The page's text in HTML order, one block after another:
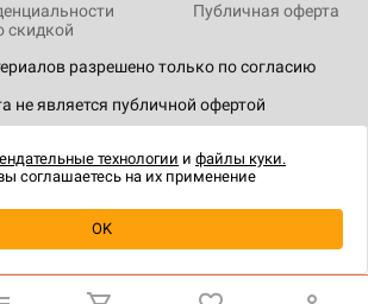
разрешено только по согласию
не является публичной офертой
Публичная оферта
скидкой
технологии и файлы куки.
соглашаетесь на их применение
OK